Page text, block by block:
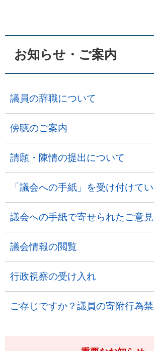
お知らせ・ご案内
議員の辞職について
傍聴のご案内
請願・陳情の提出について
「議会への手紙」を受け付けて
議会への手紙で寄せられたご意
議会情報の閲覧
行政視察の受け入れ
ご存じですか？議員の寄附行為